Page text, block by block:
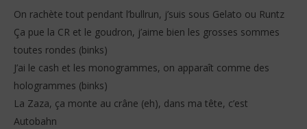
On rachète tout pendant l’bullrun, j’suis sous Gelato ou Runtz
Ça pue la CR et le goudron, j’aime bien les grosses sommes
toutes rondes (binks)
J’ai le cash et les monogrammes, on apparaît comme des
hologrammes (binks)
La Zaza, ça monte au crâne (eh), dans ma tête, c’est
Autobahn